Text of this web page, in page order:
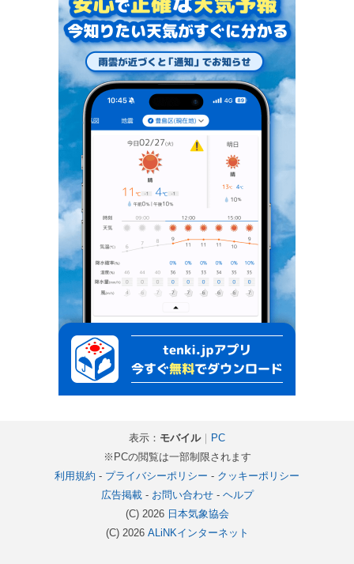
表示： モバイル｜ PC
※PCの閲覧は一部制限されます
利用規約 - プライバシーポリシー - クッキーポリシー
広告掲載- お問い合わせ- ヘルプ
(C) 2026 日本気象協会
(C) 2026 ALiNKインターネット